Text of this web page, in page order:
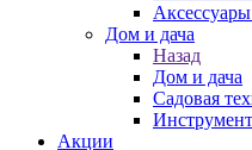
Дом и дача
Назад
Дом и дача
Садовая
Инструмент
Акции